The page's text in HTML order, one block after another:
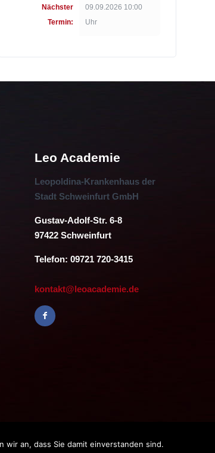
Nächster
Termin:
09.09.2026 10:00
Uhr
Leo Academie
Leopoldina-Krankenhaus der
Stadt Schweinfurt GmbH
Gustav-Adolf-Str. 6-8
97422 Schweinfurt
Telefon: 09721 720-3415
kontakt@leoacademie.de
an, dass Sie damit einverstanden sind.